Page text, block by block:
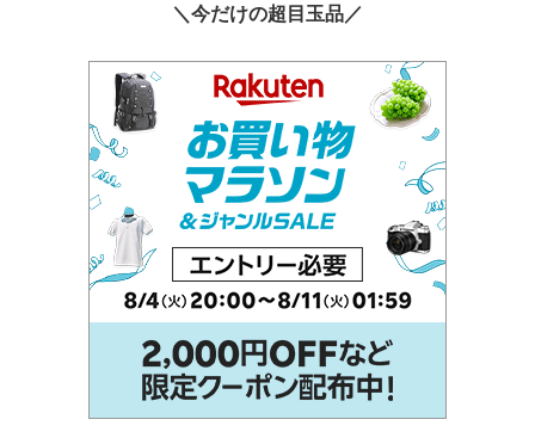
＼今だけの超目玉品／